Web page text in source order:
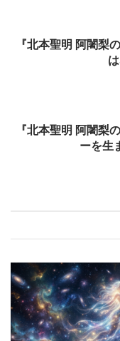
稿
ビ
ョ
ン
『北本聖明 阿闍梨
『北本聖明 阿闍梨
ーを生